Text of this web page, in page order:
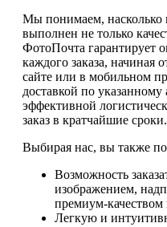
Мы понимаем, насколько
выполнен не только
ФотоПочта гарантирует
каждого заказа, начиная
сайте или в мобильном
доставкой по указанному
эффективной
заказ в кратчайшие сроки.
Выбирая нас, вы также
Возможность
изображением,
премиум-качеством
Легкую и